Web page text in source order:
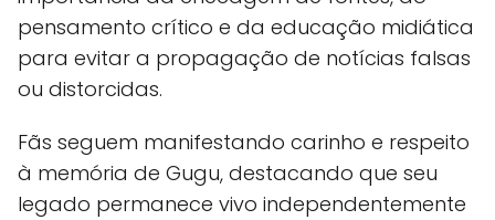
pensamento crítico e da educação midiática
para evitar a propagação de notícias falsas
ou distorcidas.
Fãs seguem manifestando carinho e respeito
à memória de Gugu, destacando que seu
legado permanece vivo independentemente